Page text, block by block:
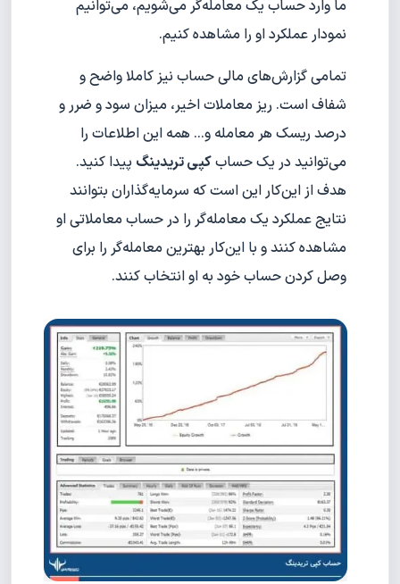
ما وارد حساب یک معامله‌گر می‌شویم، می‌توانیم
نمودار عملکرد او را مشاهده کنیم.
تمامی گزارش‌های مالی حساب نیز کاملا واضح و
شفاف است. ریز معاملات اخیر، میزان سود و ضرر و
درصد ریسک هر معامله و... همه این اطلاعات را
می‌توانید در یک حسابکپی تریدینگ پیدا کنید.
هدف از این‌کار این است که سرمایه‌گذاران بتوانند
نتایج عملکرد یک معامله‌گر را در حساب معاملاتی او
مشاهده کنند و با این‌کار بهترین معامله‌گر را برای
وصل کردن حساب خود به او انتخاب کنند.